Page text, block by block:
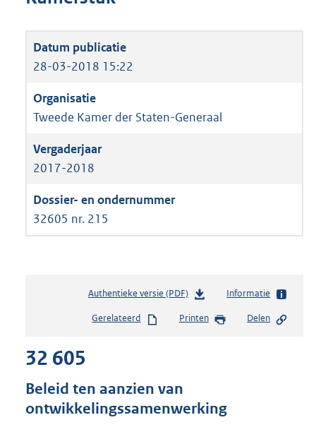
28-03-2018 15:22
Tweede Kamer der Staten-Generaal
2017-2018
32605 nr. 215
Authentieke versie (PDF)b
s
g
Informatie
Gerelateerd Printen Delen
32 605
Beleid ten aanzien van
ontwikkelingssamenwerking